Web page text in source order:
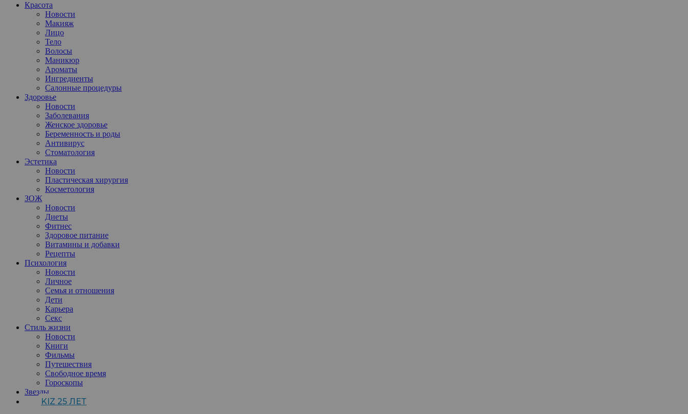
Красота
Новости
Макияж
Лицо
Тело
Волосы
Маникюр
Ароматы
Ингредиенты
Салонные процедуры
Здоровье
Новости
Заболевания
Женское здоровье
Беременность и роды
Антивирус
Стоматология
Эстетика
Новости
Пластическая хирургия
Косметология
ЗОЖ
Новости
Диеты
Фитнес
Здоровое питание
Витамины и добавки
Рецепты
Психология
Новости
Личное
Семья и отношения
Дети
Карьера
Секс
Стиль жизни
Новости
Книги
Фильмы
Путешествия
Свободное время
Гороскопы
Звезды
KIZ 25 ЛЕТ